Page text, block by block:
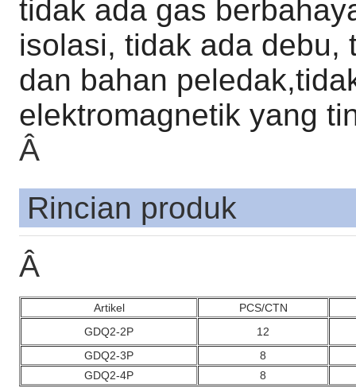
tidak ada gas
isolasi, tidak ada debu,
dan bahan
elektromagnetik yang
Â
Rincian produk
Â
Artikel
PCS/CTN
GDQ2-2P
12
GDQ2-3P
8
GDQ2-4P
8